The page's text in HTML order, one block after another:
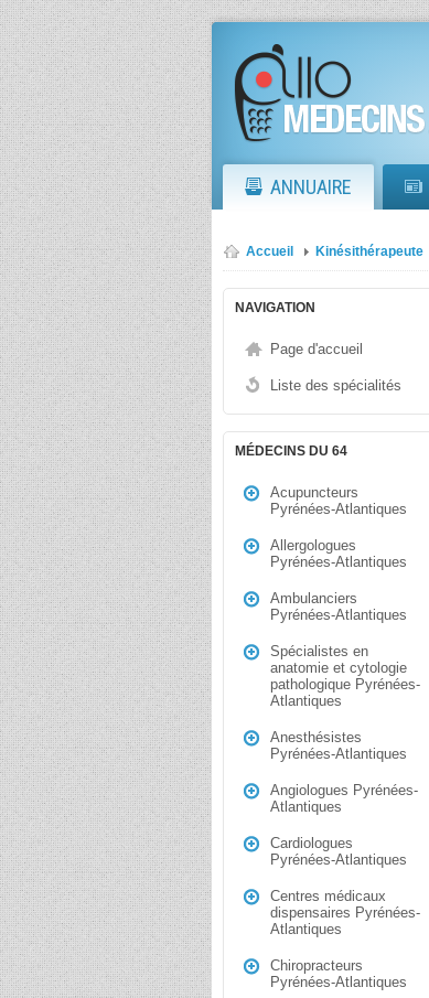
ANNUAIRE
Accueil Kinésithérapeute
NAVIGATION
Page d'accueil
Liste des spécialités
MÉDECINS DU 64
Acupuncteurs
Pyrénées-Atlantiques
Allergologues
Pyrénées-Atlantiques
Ambulanciers
Pyrénées-Atlantiques
Spécialistes en
anatomie et cytologie
pathologique Pyrénées-
Atlantiques
Anesthésistes
Pyrénées-Atlantiques
Angiologues Pyrénées-
Atlantiques
Cardiologues
Pyrénées-Atlantiques
Centres médicaux
dispensaires Pyrénées-
Atlantiques
Chiropracteurs
Pyrénées-Atlantiques